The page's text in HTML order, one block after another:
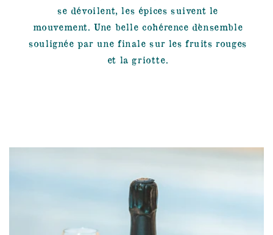
se dévoilent, les épices suivent le
mouvement. Une belle cohérence d’ensemble
soulignée par une finale sur les fruits rouges
et la griotte.